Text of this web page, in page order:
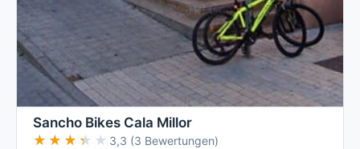
Sancho Bikes Cala Millor
★★★★★
★★★★★ 3,3 (3 Bewertungen)